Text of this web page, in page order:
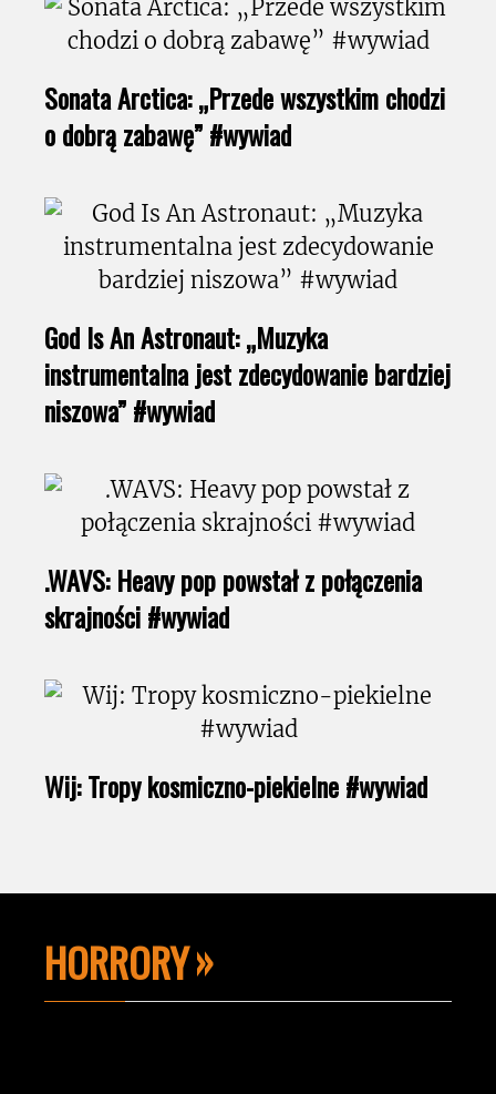
Sonata Arctica: „Przede wszystkim chodzi
o dobrą zabawę” #wywiad
God Is An Astronaut: „Muzyka
instrumentalna jest zdecydowanie bardziej
niszowa” #wywiad
.WAVS: Heavy pop powstał z połączenia
skrajności #wywiad
Wij: Tropy kosmiczno-piekielne #wywiad
HORRORY